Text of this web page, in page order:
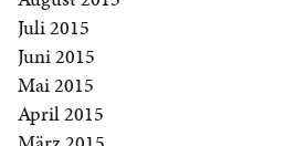
Juli 2015
Juni 2015
Mai 2015
April 2015